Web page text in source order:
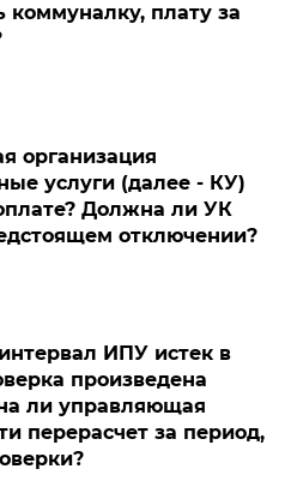
коммуналку, плату за
организация
услуги (далее - КУ)
Должна ли УК
отключении?
ИПУ истек в
произведена
ли управляющая
перерасчет за период,